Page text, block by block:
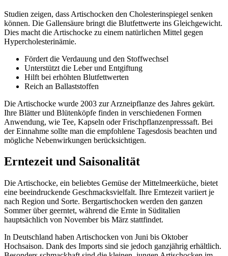
Studien zeigen, dass Artischocken den Cholesterinspiegel senken
können. Die Gallensäure bringt die Blutfettwerte ins Gleichgewicht.
Dies macht die Artischocke zu einem natürlichen Mittel gegen
Hypercholesterinämie.
Fördert die Verdauung und den Stoffwechsel
Unterstützt die Leber und Entgiftung
Hilft bei erhöhten Blutfettwerten
Reich an Ballaststoffen
Die Artischocke wurde 2003 zur Arzneipflanze des Jahres gekürt.
Ihre Blätter und Blütenköpfe finden in verschiedenen Formen
Anwendung, wie Tee, Kapseln oder Frischpflanzenpresssaft. Bei
der Einnahme sollte man die empfohlene Tagesdosis beachten und
mögliche Nebenwirkungen berücksichtigen.
Erntezeit und Saisonalität
Die Artischocke, ein beliebtes Gemüse der Mittelmeerküche, bietet
eine beeindruckende Geschmacksvielfalt. Ihre Erntezeit variiert je
nach Region und Sorte. Bergartischocken werden den ganzen
Sommer über geerntet, während die Ernte in Süditalien
hauptsächlich von November bis März stattfindet.
In Deutschland haben Artischocken von Juni bis Oktober
Hochsaison. Dank des Imports sind sie jedoch ganzjährig erhältlich.